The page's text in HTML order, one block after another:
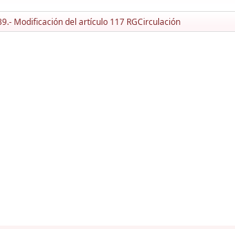
Modificación del artículo 117 RGCirculación